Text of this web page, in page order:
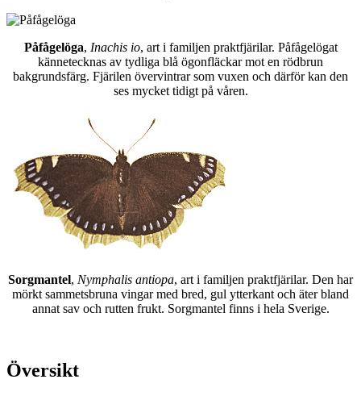
Påfågelöga, Inachis io, art i familjen praktfjärilar. Påfågelögat
kännetecknas av tydliga blå ögonfläckar mot en rödbrun
bakgrundsfärg. Fjärilen övervintrar som vuxen och därför kan den
ses mycket tidigt på våren.
Sorgmantel, Nymphalis antiopa, art i familjen praktfjärilar. Den har
mörkt sammetsbruna vingar med bred, gul ytterkant och äter bland
annat sav och rutten frukt. Sorgmantel finns i hela Sverige.
Översikt